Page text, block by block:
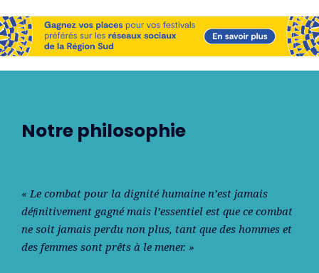
Notre philosophie
« Le combat pour la dignité humaine n’est jamais
déﬁnitivement gagné mais l’essentiel est que ce combat
ne soit jamais perdu non plus, tant que des hommes et
des femmes sont prêts à le mener. »